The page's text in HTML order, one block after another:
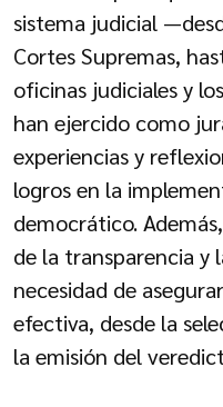
sistema judicial
Cortes Supremas,
oficinas judiciales y
han ejercido como
experiencias y
logros en la
democrático.
de la transparencia y
necesidad de
efectiva, desde la
la emisión del